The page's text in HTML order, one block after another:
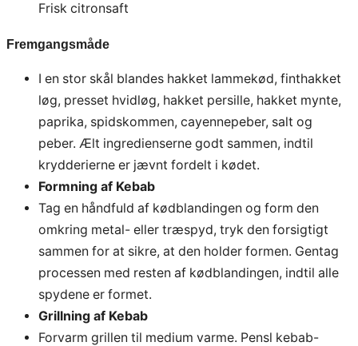
Frisk citronsaft
Fremgangsmåde
I en stor skål blandes hakket lammekød, finthakket
løg, presset hvidløg, hakket persille, hakket mynte,
paprika, spidskommen, cayennepeber, salt og
peber. Ælt ingredienserne godt sammen, indtil
krydderierne er jævnt fordelt i kødet.
Formning af Kebab
Tag en håndfuld af kødblandingen og form den
omkring metal- eller træspyd, tryk den forsigtigt
sammen for at sikre, at den holder formen. Gentag
processen med resten af kødblandingen, indtil alle
spydene er formet.
Grillning af Kebab
Forvarm grillen til medium varme. Pensl kebab-